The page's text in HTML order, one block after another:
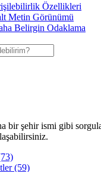
Özellikleri
Metin Görünümü
Belirgin Odaklama
bir şehir ismi gibi
(59)